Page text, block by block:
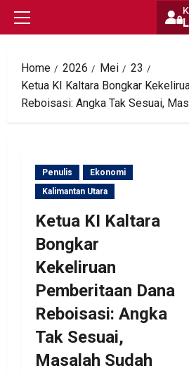
Skip
Primary
Home 2026 Mei
23
Ketua KI Kaltara Bongkar
Reboisasi: Angka Tak Sesuai,
Penulis
Ekonomi
Kalimantan Utara
Ketua KI Kaltara
Bongkar
Kekeliruan
Pemberitaan Dana
Reboisasi: Angka
Tak Sesuai,
Masalah Sudah